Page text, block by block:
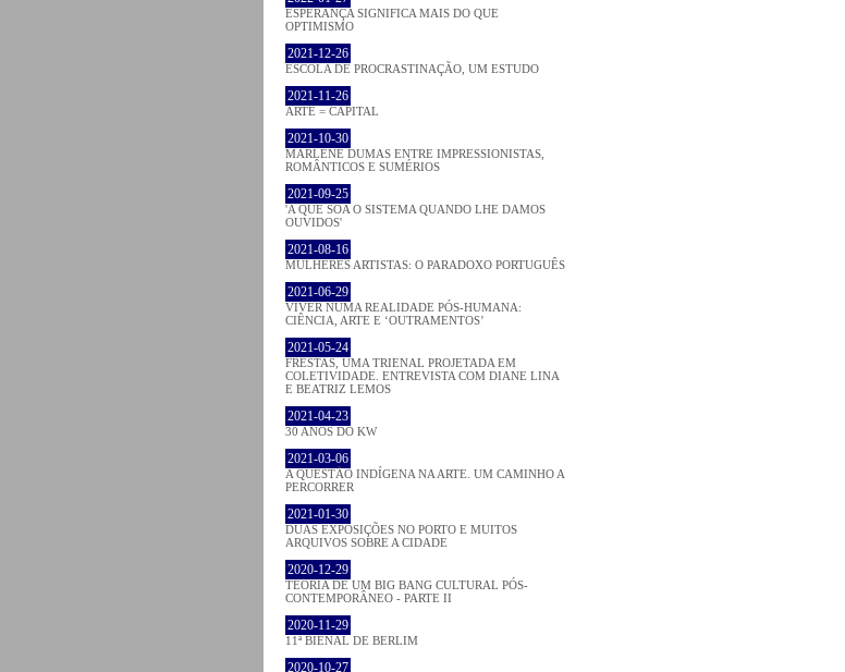
ESPERANÇA SIGNIFICA MAIS DO QUE
OPTIMISMO
2021-12-26
ESCOLA DE PROCRASTINAÇÃO, UM ESTUDO
2021-11-26
ARTE = CAPITAL
2021-10-30
MARLENE DUMAS ENTRE IMPRESSIONISTAS,
ROMÂNTICOS E SUMÉRIOS
2021-09-25
'A QUE SOA O SISTEMA QUANDO LHE DAMOS
OUVIDOS'
2021-08-16
MULHERES ARTISTAS: O PARADOXO PORTUGUÊS
2021-06-29
VIVER NUMA REALIDADE PÓS-HUMANA:
CIÊNCIA, ARTE E ‘OUTRAMENTOS’
2021-05-24
FRESTAS, UMA TRIENAL PROJETADA EM
COLETIVIDADE. ENTREVISTA COM DIANE LINA
E BEATRIZ LEMOS
2021-04-23
30 ANOS DO KW
2021-03-06
A QUESTÃO INDÍGENA NA ARTE. UM CAMINHO A
PERCORRER
2021-01-30
DUAS EXPOSIÇÕES NO PORTO E MUITOS
ARQUIVOS SOBRE A CIDADE
2020-12-29
TEORIA DE UM BIG BANG CULTURAL PÓS-
CONTEMPORÂNEO - PARTE II
2020-11-29
11ª BIENAL DE BERLIM
2020-10-27